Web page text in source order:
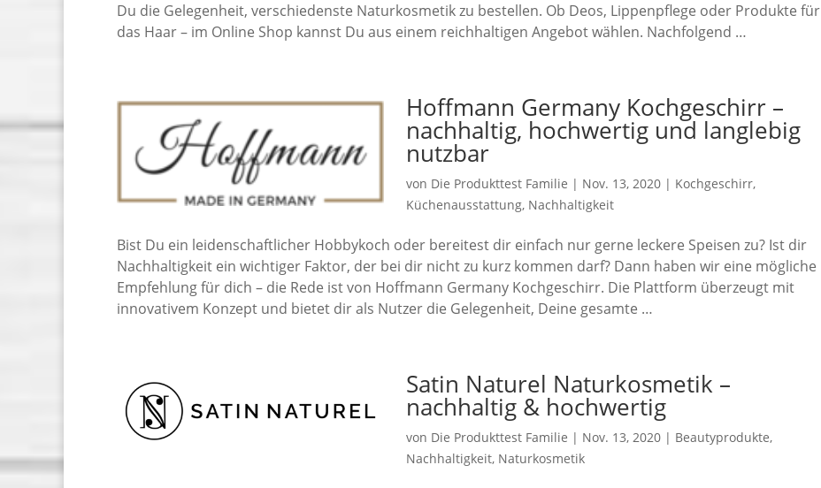
Du die Gelegenheit, verschiedenste Naturkosmetik zu bestellen. Ob Deos, Lippenpflege oder Produkte für
das Haar – im Online Shop kannst Du aus einem reichhaltigen Angebot wählen. Nachfolgend …
Hoffmann Germany Kochgeschirr –
nachhaltig, hochwertig und langlebig
nutzbar
von Die Produkttest Familie | Nov. 13, 2020 | Kochgeschirr,
Küchenausstattung, Nachhaltigkeit
Bist Du ein leidenschaftlicher Hobbykoch oder bereitest dir einfach nur gerne leckere Speisen zu? Ist dir
Nachhaltigkeit ein wichtiger Faktor, der bei dir nicht zu kurz kommen darf? Dann haben wir eine mögliche
Empfehlung für dich – die Rede ist von Hoffmann Germany Kochgeschirr. Die Plattform überzeugt mit
innovativem Konzept und bietet dir als Nutzer die Gelegenheit, Deine gesamte …
Satin Naturel Naturkosmetik –
nachhaltig & hochwertig
von Die Produkttest Familie | Nov. 13, 2020 | Beautyprodukte,
Nachhaltigkeit, Naturkosmetik